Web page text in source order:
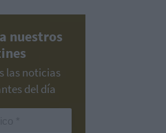
nuestros
las noticias
del día